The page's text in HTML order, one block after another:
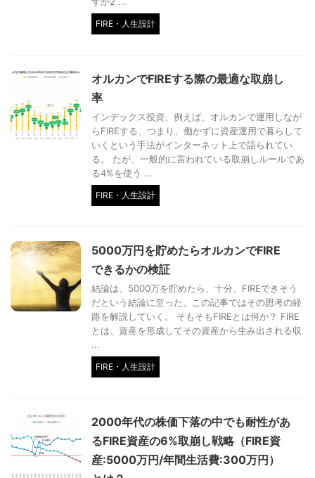
FIRE・人生設計
オルカンでFIREする際の最適な取崩し
率
インデックス投資、例えば、オルカンで運用しなが
らFIREする、つまり、働かずに資産運用で暮らして
いくという手法がインターネット上で語られてい
る。 たが、一般的に言われている取崩しルールであ
る4%を使う ...
FIRE・人生設計
5000万円を貯めたらオルカンでFIRE
できるかの検証
結論は、5000万を貯めたら、十分、FIREできそう
だという結論に至った。この記事ではその思考の経
路を解説していく。 そもそもFIREとは何か？ FIRE
とは、資産を形成してその資産から生み出される収
...
FIRE・人生設計
2000年代の株価下落の中でも耐性があ
るFIRE資産の6%取崩し戦略（FIRE資
産:5000万円/年間生活費:300万円）